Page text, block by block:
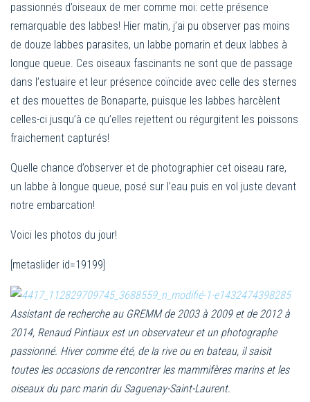
passionnés d’oiseaux de mer comme moi: cette présence
remarquable des labbes! Hier matin, j’ai pu observer pas moins
de douze labbes parasites, un labbe pomarin et deux labbes à
longue queue. Ces oiseaux fascinants ne sont que de passage
dans l’estuaire et leur présence coïncide avec celle des sternes
et des mouettes de Bonaparte, puisque les labbes harcèlent
celles-ci jusqu’à ce qu’elles rejettent ou régurgitent les poissons
fraichement capturés!
Quelle chance d’observer et de photographier cet oiseau rare,
un labbe à longue queue, posé sur l’eau puis en vol juste devant
notre embarcation!
Voici les photos du jour!
[metaslider id=19199]
Assistant de recherche au GREMM de 2003 à 2009 et de 2012 à
2014, Renaud Pintiaux est un observateur et un photographe
passionné. Hiver comme été, de la rive ou en bateau, il saisit
toutes les occasions de rencontrer les mammifères marins et les
oiseaux du parc marin du Saguenay-Saint-Laurent.